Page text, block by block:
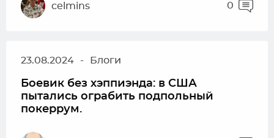
celmins 0
23.08.2024 - Блоги
Боевик без хэппиэнда: в США
пытались ограбить подпольный
покеррум.